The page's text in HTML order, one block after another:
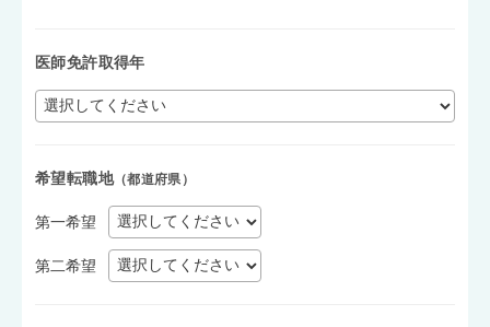
医師免許取得年
希望転職地（都道府県）
第一希望
第二希望